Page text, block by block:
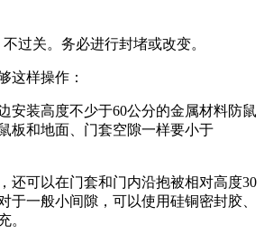
过关。务必进行封堵或改变。
这样操作：
安装高度不少于60公分的金属材料防鼠
板和地面、门套空隙一样要小于
还可以在门套和门内沿抱被相对高度30
于一般小间隙，可以使用硅铜密封胶、
。